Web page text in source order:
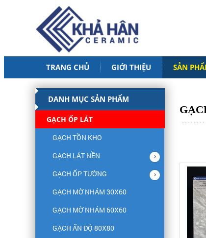
TRANG CHỦ GIỚI THIỆU SẢN
DANH MỤC SẢN PHẨM
GẠCH ỐP LÁT
GẠCH TỒN KHO
GẠCH LÁT NỀN
GẠCH ỐP TƯỜNG
GẠCH MỜ NHÁM 30X60
GẠCH MỜ NHÁM 60X60
GẠCH ẤN ĐỘ 80X80